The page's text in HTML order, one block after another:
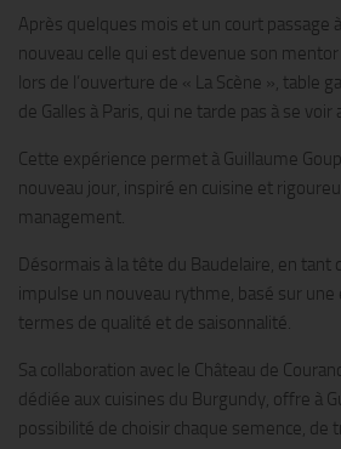
Après quelques mois et un court passage
nouveau celle qui est devenue son
lors de l’ouverture de « La Scène », table
de Galles à Paris, qui ne tarde pas à se
Cette expérience permet à Guillaume
nouveau jour, inspiré en cuisine et
management.
Désormais à la tête du Baudelaire, en tant
impulse un nouveau rythme, basé sur une
termes de qualité et de saisonnalité.
Sa collaboration avec le Château de
dédiée aux cuisines du Burgundy, offre à
possibilité de choisir chaque semence, de